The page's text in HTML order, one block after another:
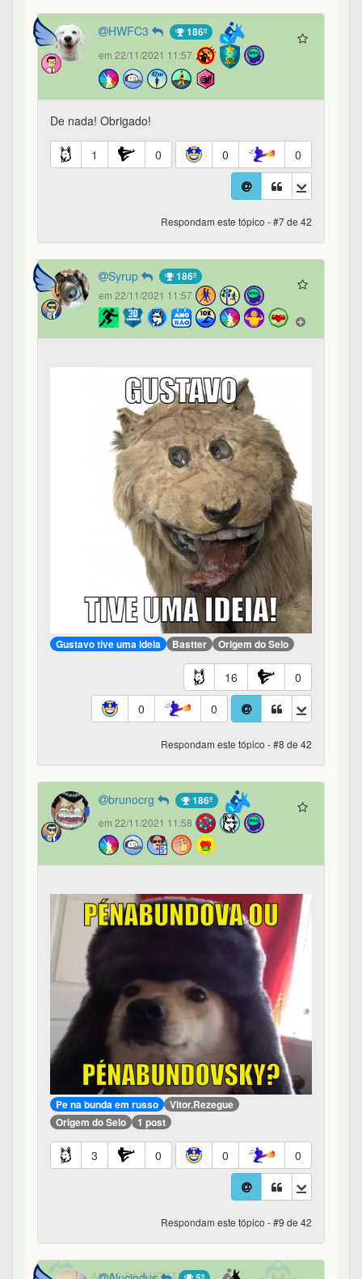
HWFC3 186º
em 22/11/2021 11:57
De nada! Obrigado!
1 0 0 0
Respondam este tópico - #7 de 42
Syrup 186º
em 22/11/2021 11:57
Gustavo tive uma ideia Bastter Origem do Selo
16
0
0
0
Respondam este tópico - #8 de 42
brunocrg 186º
em 22/11/2021 11:58
Pe na bunda em russo
Vitor.Rezegue
Origem do Selo
1 post
3 0 0 0
Respondam este tópico - #9 de 42